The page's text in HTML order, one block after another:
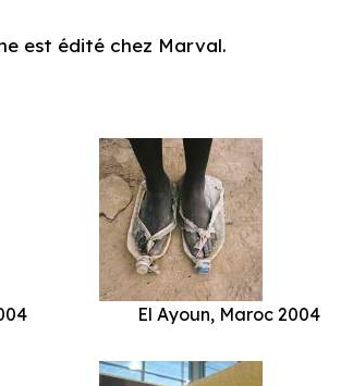
est édité chez Marval.
El Ayoun, Maroc 2004